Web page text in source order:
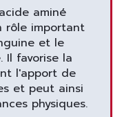
aminé
rôle important
et le
Il favorise la
l'apport de
et peut ainsi
physiques.